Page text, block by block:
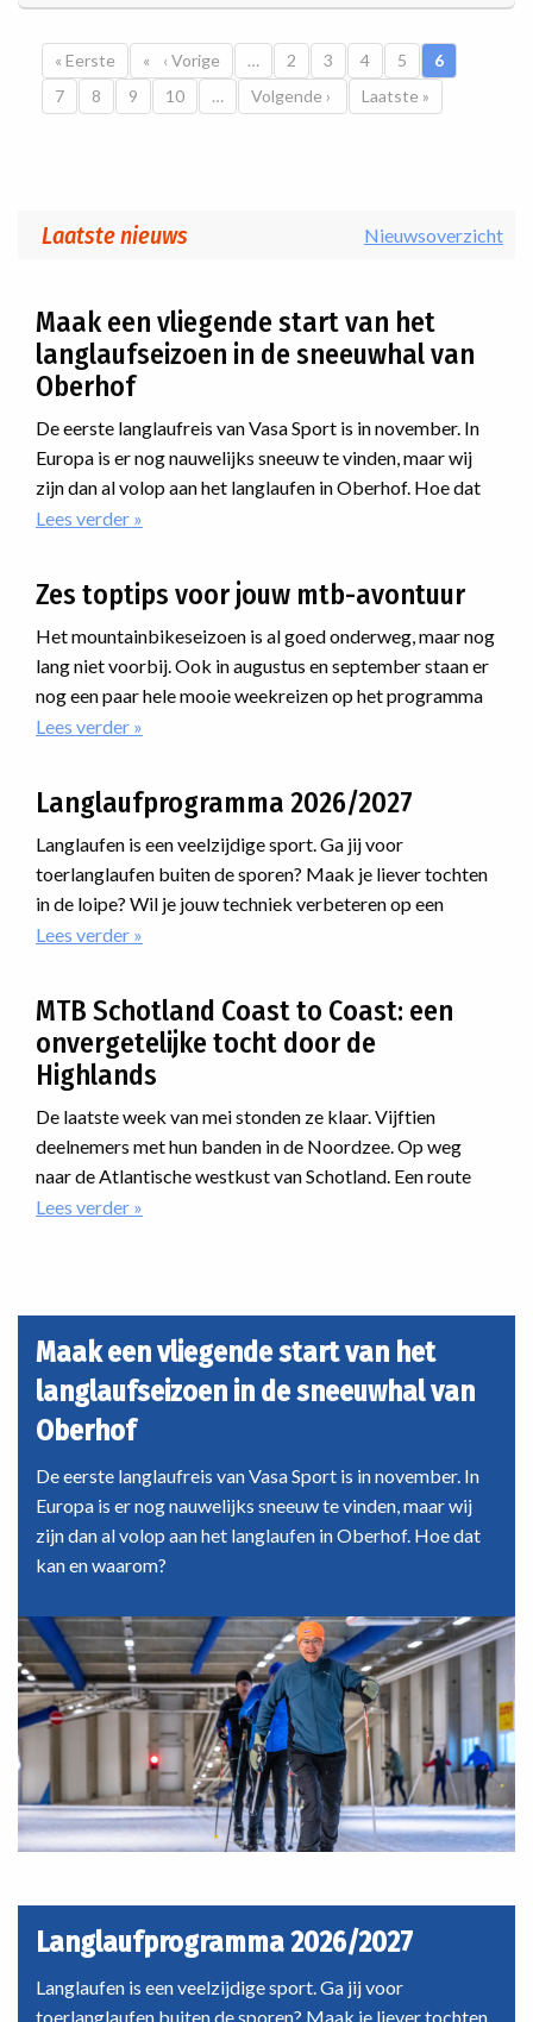
Paginatie
Eerste pagina
« Eerste Vorige pagina
‹ Vorige … Pagina
2 Pagina
3 Pagina
4 Pagina
5 Huidige
6
Pagina
7 Pagina
8 Pagina
9 Pagina
10 … Volgende pagina
Volgende › Laatste pagina
Laatste »
Laatste nieuws Nieuwsoverzicht
Maak een vliegende start van het
langlaufseizoen in de sneeuwhal van
Oberhof
De eerste langlaufreis van Vasa Sport is in november. In
Europa is er nog nauwelijks sneeuw te vinden, maar wij
zijn dan al volop aan het langlaufen in Oberhof. Hoe dat
kan en waarom?
Lees verder over
vliegende
van
het
langlaufseizoen
in
van
Zes toptips voor jouw mtb-avontuur
Het mountainbikeseizoen is al goed onderweg, maar nog
lang niet voorbij. Ook in augustus en september staan er
nog een paar hele mooie weekreizen op het programma
waar je nog bij kunt aansluiten. Van uitdagende routes
ongetwijfeld een reis tussen die bij jou past.
Lees verder over
voor
mtb-
avontuur
Langlaufprogramma 2026/2027
Langlaufen is een veelzijdige sport. Ga jij voor
toerlanglaufen buiten de sporen? Maak je liever tochten
in de loipe? Wil je jouw techniek verbeteren op een
cursus? Of ga je meedoen met een marathon? Voor
Lees verder over
MTB Schotland Coast to Coast: een
onvergetelijke tocht door de
Highlands
De laatste week van mei stonden ze klaar. Vijftien
deelnemers met hun banden in de Noordzee. Op weg
naar de Atlantische westkust van Schotland. Een route
dwars door de Highlands. Onherbergzaam, ruige natuur,
Lees verder over
to
Coast:
een
onvergetelijke
tocht
door
de
Highlands
Maak een vliegende start van het
langlaufseizoen in de sneeuwhal van
Oberhof
De eerste langlaufreis van Vasa Sport is in november. In
Europa is er nog nauwelijks sneeuw te vinden, maar wij
zijn dan al volop aan het langlaufen in Oberhof. Hoe dat
kan en waarom?
Langlaufprogramma 2026/2027
Langlaufen is een veelzijdige sport. Ga jij voor
toerlanglaufen buiten de sporen? Maak je liever tochten